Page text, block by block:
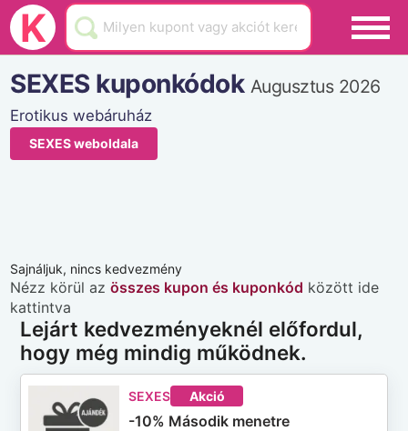
K
Black Friday
Hamarosan lejár
Üzletek
Blog
SEXES kuponkódok Augusztus 2026
Erotikus webáruház
SEXES weboldala
Sajnáljuk, nincs kedvezmény
Nézz körül azösszes kupon és kuponkód között ide
kattintva
Lejárt kedvezményeknél előfordul,
hogy még mindig működnek.
SEXES Akció
-10% Második menetre